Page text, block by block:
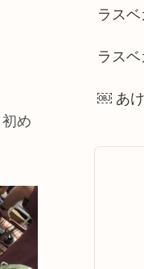
め
ラス
ラス
￼ あ